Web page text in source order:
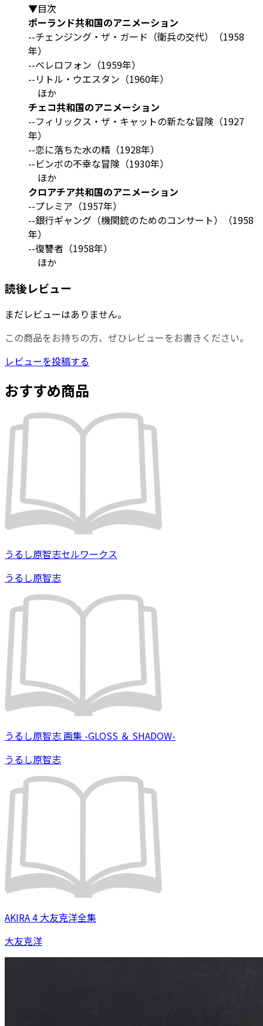
▼目次
ポーランド共和国のアニメーション
--チェンジング・ザ・ガード（衛兵の交代）（1958
年）
--ベレロフォン（1959年）
--リトル・ウエスタン（1960年）
ほか
チェコ共和国のアニメーション
--フィリックス・ザ・キャットの新たな冒険（1927
年）
--恋に落ちた水の精（1928年）
--ビンボの不幸な冒険（1930年）
ほか
クロアチア共和国のアニメーション
--プレミア（1957年）
--銀行ギャング（機関銃のためのコンサート）（1958
年）
--復讐者（1958年）
ほか
読後レビュー
まだレビューはありません。
この商品をお持ちの方、ぜひレビューをお書きください。
レビューを投稿する
おすすめ商品
うるし原智志セルワークス
うるし原智志
うるし原智志 画集 -GLOSS ＆ SHADOW-
うるし原智志
AKIRA 4 大友克洋全集
大友克洋